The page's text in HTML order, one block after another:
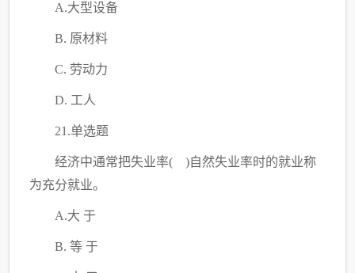
A.大型设备
B. 原材料
C. 劳动力
D. 工人
21.单选题
经济中通常把失业率( )自然失业率时的就业称
为充分就业。
A.大 于
B. 等 于